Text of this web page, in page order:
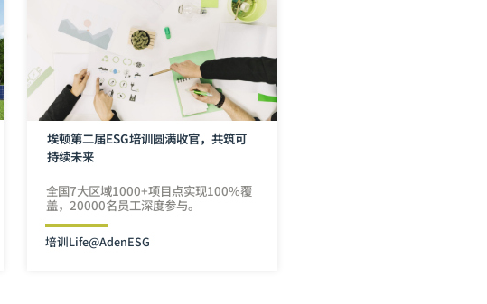
埃顿第二届ESG培训圆满收官，共筑可
持续未来
全国7大区域1000+项目点实现100%覆
盖，20000名员工深度参与。
培训Life@AdenESG